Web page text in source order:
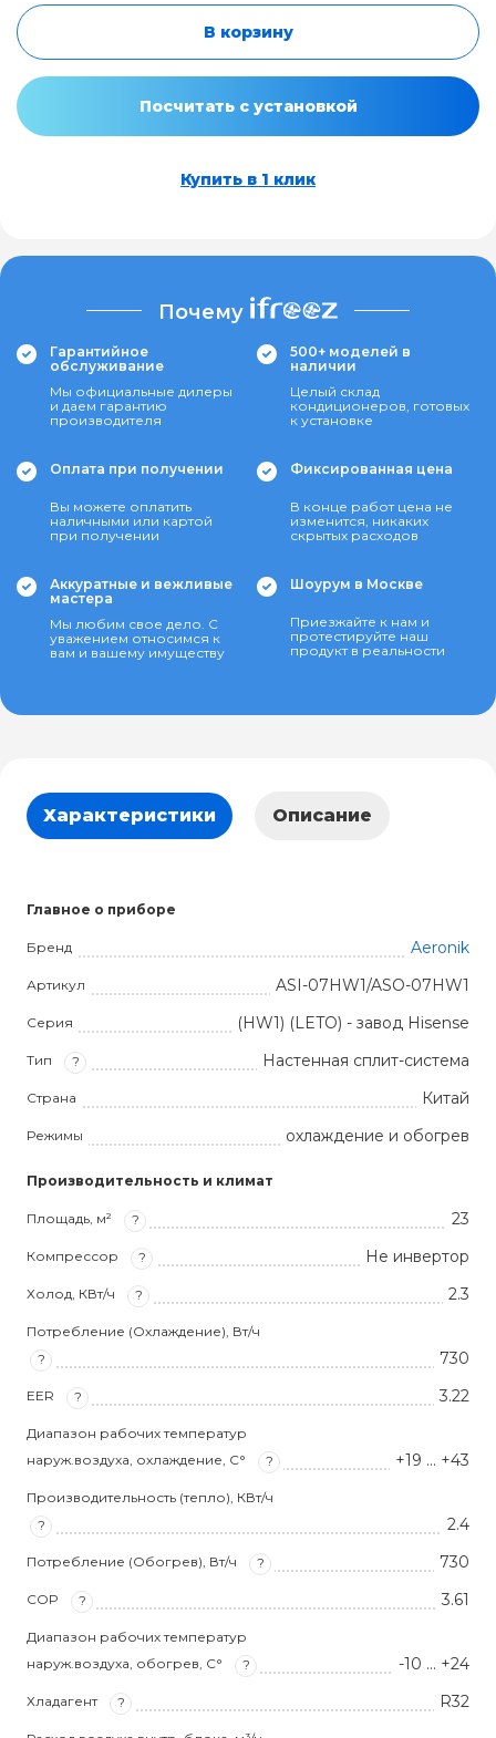
В корзину
Посчитать с установкой
Купить в 1 клик
Почему
Гарантийное
обслуживание
Мы официальные дилеры
и даем гарантию
производителя
500+ моделей в
наличии
Целый склад
кондиционеров, готовых
к установке
Оплата при получении
Вы можете оплатить
наличными или картой
при получении
Фиксированная цена
В конце работ цена не
изменится, никаких
скрытых расходов
Аккуратные и вежливые
мастера
Мы любим свое дело. С
уважением относимся к
вам и вашему имуществу
Шоурум в Москве
Приезжайте к нам и
протестируйте наш
продукт в реальности
Характеристики Описание
Главное о приборе
Бренд Aeronik
Артикул ASI-07HW1/ASO-07HW1
Серия (HW1) (LETO) - завод Hisense
Тип ? Настенная сплит-система
Страна Китай
Режимы охлаждение и обогрев
Производительность и климат
Площадь, м² ? 23
Компрессор ? Не инвертор
Холод, КВт/ч ? 2.3
Потребление (Охлаждение), Вт/ч
?
730
EER ? 3.22
Диапазон рабочих температур
наруж.воздуха, охлаждение, С°
? +19 ... +43
Производительность (тепло), КВт/ч
?
2.4
Потребление (Обогрев), Вт/ч ? 730
COP ? 3.61
Диапазон рабочих температур
наруж.воздуха, обогрев, С°
? -10 ... +24
Хладагент ? R32